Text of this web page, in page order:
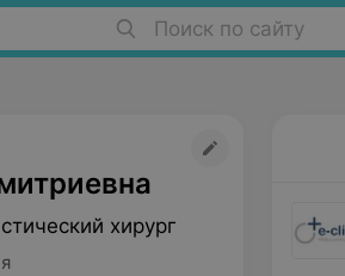
Поиск по сайту
хирург